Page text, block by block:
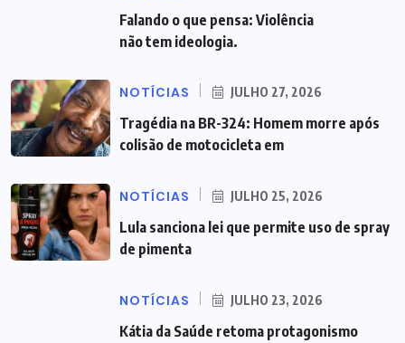
Falando o que pensa: Violência
não tem ideologia.
NOTÍCIAS JULHO 27, 2026
Tragédia na BR-324: Homem morre após
colisão de motocicleta em
NOTÍCIAS JULHO 25, 2026
Lula sanciona lei que permite uso de spray
de pimenta
NOTÍCIAS JULHO 23, 2026
Kátia da Saúde retoma protagonismo